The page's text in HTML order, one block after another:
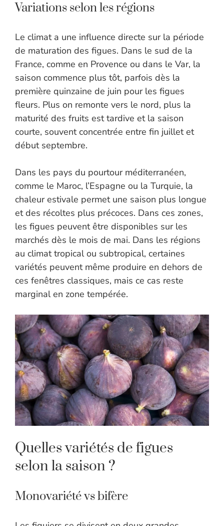
Variations selon les régions
Le climat a une influence directe sur la période
de maturation des figues. Dans le sud de la
France, comme en Provence ou dans le Var, la
saison commence plus tôt, parfois dès la
première quinzaine de juin pour les figues
fleurs. Plus on remonte vers le nord, plus la
maturité des fruits est tardive et la saison
courte, souvent concentrée entre fin juillet et
début septembre.
Dans les pays du pourtour méditerranéen,
comme le Maroc, l’Espagne ou la Turquie, la
chaleur estivale permet une saison plus longue
et des récoltes plus précoces. Dans ces zones,
les figues peuvent être disponibles sur les
marchés dès le mois de mai. Dans les régions
au climat tropical ou subtropical, certaines
variétés peuvent même produire en dehors de
ces fenêtres classiques, mais ce cas reste
marginal en zone tempérée.
Quelles variétés de figues
selon la saison ?
Monovariété vs bifère